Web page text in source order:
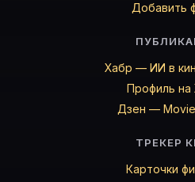
Добавить
Хабр — ИИ в
Профиль на
Дзен — Movie
ТРЕКЕР
Карточки